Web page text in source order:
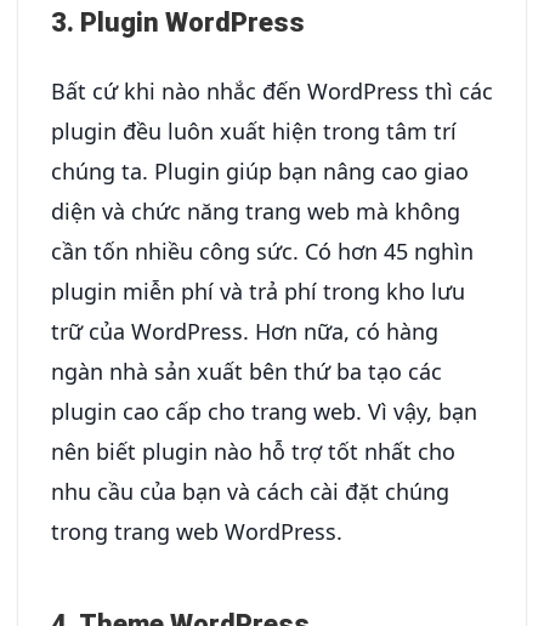
3. Plugin WordPress
Bất cứ khi nào nhắc đến WordPress thì các
plugin đều luôn xuất hiện trong tâm trí
chúng ta. Plugin giúp bạn nâng cao giao
diện và chức năng trang web mà không
cần tốn nhiều công sức. Có hơn 45 nghìn
plugin miễn phí và trả phí trong kho lưu
trữ của WordPress. Hơn nữa, có hàng
ngàn nhà sản xuất bên thứ ba tạo các
plugin cao cấp cho trang web. Vì vậy, bạn
nên biết plugin nào hỗ trợ tốt nhất cho
nhu cầu của bạn và cách cài đặt chúng
trong trang web WordPress.